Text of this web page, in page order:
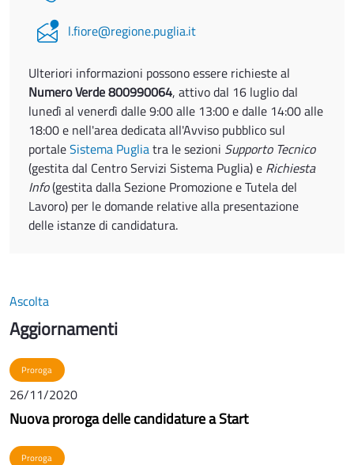
l.fiore@regione.puglia.it
Ulteriori informazioni possono essere richieste al
Numero Verde 800990064, attivo dal 16 luglio dal
lunedì al venerdì dalle 9:00 alle 13:00 e dalle 14:00 alle
18:00 e nell'area dedicata all'Avviso pubblico sul
portaleSistema Pugliatra le sezioni Supporto Tecnico
(gestita dal Centro Servizi Sistema Puglia) e Richiesta
Info(gestita dalla Sezione Promozione e Tutela del
Lavoro) per le domande relative alla presentazione
delle istanze di candidatura.
Ascolta
Aggiornamenti
Proroga
26/11/2020
Nuova proroga delle candidature a Start
Proroga